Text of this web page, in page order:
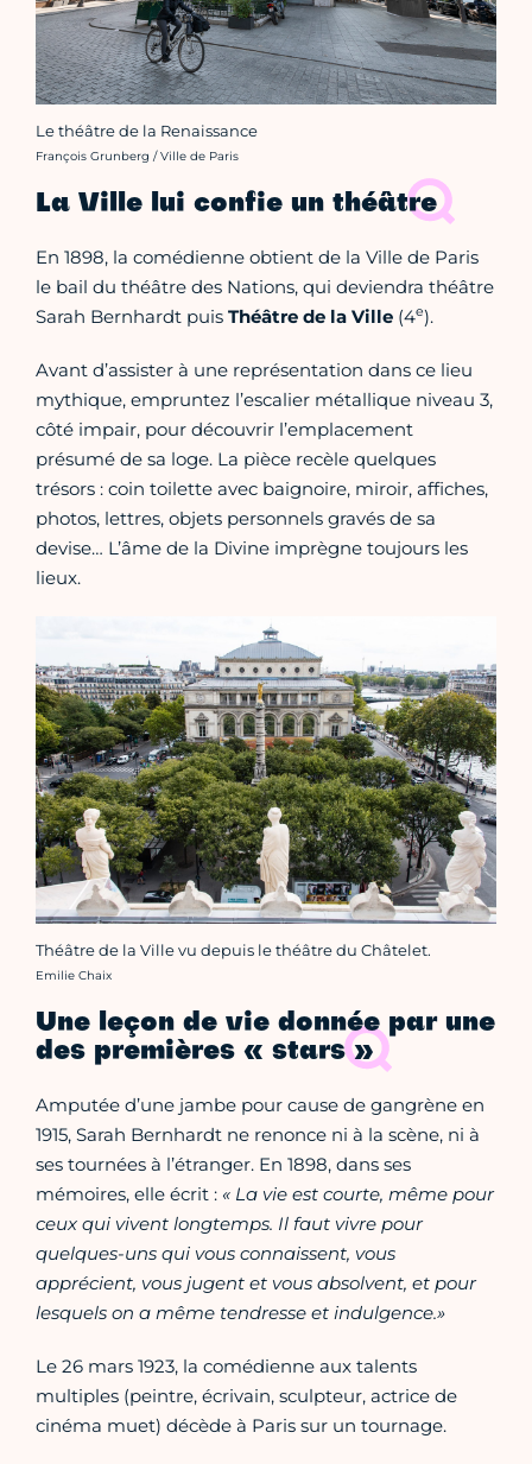
Le théâtre de la Renaissance
Crédit photo :
François Grunberg / Ville de Paris
La Ville lui confie un théâtre
En 1898, la comédienne obtient de la Ville de Paris
le bail du théâtre des Nations, qui deviendra théâtre
Sarah Bernhardt puis Théâtre de la Ville (4e).
Avant d’assister à une représentation dans ce lieu
mythique, empruntez l’escalier métallique niveau 3,
côté impair, pour découvrir l’emplacement
présumé de sa loge. La pièce recèle quelques
trésors : coin toilette avec baignoire, miroir, affiches,
photos, lettres, objets personnels gravés de sa
devise… L’âme de la Divine imprègne toujours les
lieux.
Théâtre de la Ville vu depuis le théâtre du Châtelet.
Crédit photo :
Emilie Chaix
Une leçon de vie donnée par une
des premières « stars »
Amputée d’une jambe pour cause de gangrène en
1915, Sarah Bernhardt ne renonce ni à la scène, ni à
ses tournées à l’étranger. En 1898, dans ses
mémoires, elle écrit : « La vie est courte, même pour
ceux qui vivent longtemps. Il faut vivre pour
quelques-uns qui vous connaissent, vous
apprécient, vous jugent et vous absolvent, et pour
lesquels on a même tendresse et indulgence.»
Le 26 mars 1923, la comédienne aux talents
multiples (peintre, écrivain, sculpteur, actrice de
cinéma muet) décède à Paris sur un tournage.